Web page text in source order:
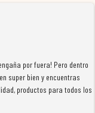
por fuera! Pero dentro
super bien y encuentras
productos para todos los